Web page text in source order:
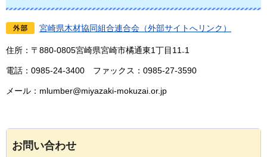
宮崎県木材協同組合連合会（外部サイトへリンク）
住所：〒880-0805宮崎県宮崎市橘通東1丁目11₋1
電話：0985-24-3400 ファックス：0985-27-3590
メール：mlumber@miyazaki-mokuzai.or.jp
お問い合わせ